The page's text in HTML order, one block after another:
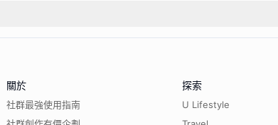
關於
社群最強使用指南
探索
U Lifestyle